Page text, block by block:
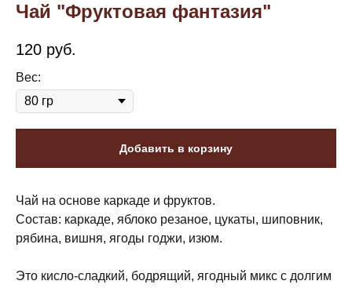
Чай "Фруктовая фантазия"
120 руб.
Вес:
Добавить в корзину
Чай на основе каркаде и фруктов.
Состав: каркаде, яблоко резаное, цукаты, шиповник,
рябина, вишня, ягоды годжи, изюм.
Это кисло-сладкий, бодрящий, ягодный микс с долгим